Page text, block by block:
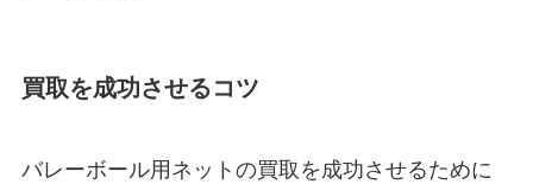
買取を成功させるコツ
バレーボール用ネットの買取を成功させるために